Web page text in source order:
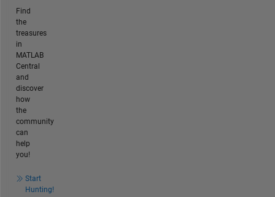
Find
the
treasures
in
MATLAB
Central
and
discover
how
the
community
can
help
you!
Start
Hunting!